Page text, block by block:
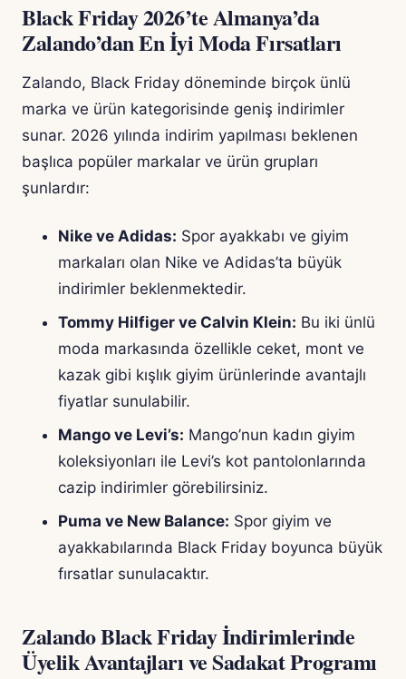
Black Friday 2026’te Almanya’da
Zalando’dan En İyi Moda Fırsatları
Zalando, Black Friday döneminde birçok ünlü
marka ve ürün kategorisinde geniş indirimler
sunar. 2026 yılında indirim yapılması beklenen
başlıca popüler markalar ve ürün grupları
şunlardır:
Nike ve Adidas: Spor ayakkabı ve giyim
markaları olan Nike ve Adidas’ta büyük
indirimler beklenmektedir.
Tommy Hilfiger ve Calvin Klein: Bu iki ünlü
moda markasında özellikle ceket, mont ve
kazak gibi kışlık giyim ürünlerinde avantajlı
fiyatlar sunulabilir.
Mango ve Levi’s: Mango’nun kadın giyim
koleksiyonları ile Levi’s kot pantolonlarında
cazip indirimler görebilirsiniz.
Puma ve New Balance: Spor giyim ve
ayakkabılarında Black Friday boyunca büyük
fırsatlar sunulacaktır.
Zalando Black Friday İndirimlerinde
Üyelik Avantajları ve Sadakat Programı